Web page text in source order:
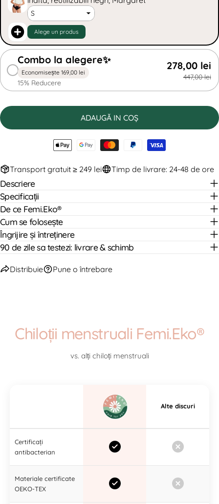
Alege un produs
Combo la alegere✨
Economisește 169,00 lei
15% Reducere
278,00 lei
447,00 lei
ADAUGĂ IN COŞ
Transport gratuit ≥ 249 lei Timp de livrare: 24-48 de ore
Descriere
Specificații
De ce Femi.Eko®
Cum se folosește
Îngrijire și întreținere
90 de zile sa testezi: livrare & schimb
Distribuie Pune o întrebare
Chiloții menstruali Femi.Eko®
vs. alți chiloți menstruali
Alte discuri
Certificați
antibacterian
Materiale certificate
OEKO-TEX